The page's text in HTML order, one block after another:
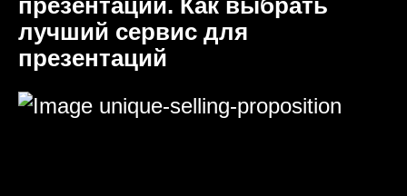
лучший сервис для
презентаций